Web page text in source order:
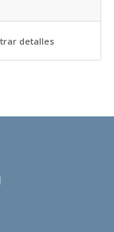
detalles